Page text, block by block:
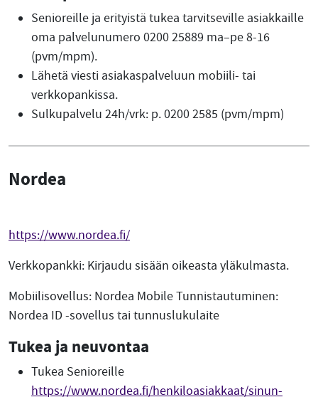
Senioreille ja erityistä tukea tarvitseville asiakkaille
oma palvelunumero 0200 25889 ma–pe 8-16
(pvm/mpm).
Lähetä viesti asiakaspalveluun mobiili- tai
verkkopankissa.
Sulkupalvelu 24h/vrk: p. 0200 2585 (pvm/mpm)
Nordea
https://www.nordea.fi/
Verkkopankki: Kirjaudu sisään oikeasta yläkulmasta.
Mobiilisovellus: Nordea Mobile Tunnistautuminen:
Nordea ID -sovellus tai tunnuslukulaite
Tukea ja neuvontaa
Tukea Senioreille
https://www.nordea.fi/henkiloasiakkaat/sinun-